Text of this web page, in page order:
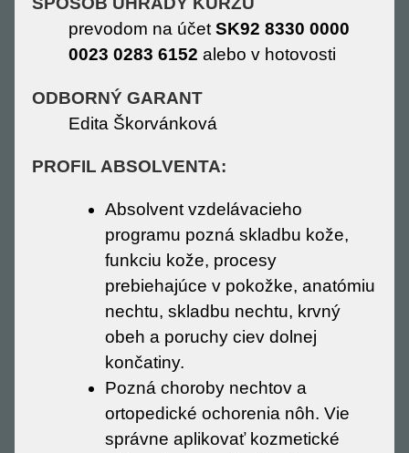
prevodom na účetSK92 8330 0000
0023 0283 6152 alebo v hotovosti
ODBORNÝ GARANT
Edita Škorvánková
PROFIL ABSOLVENTA:
Absolvent vzdelávacieho
programu pozná skladbu kože,
funkciu kože, procesy
prebiehajúce v pokožke, anatómiu
nechtu, skladbu nechtu, krvný
obeh a poruchy ciev dolnej
končatiny.
Pozná choroby nechtov a
ortopedické ochorenia nôh. Vie
správne aplikovať kozmetické